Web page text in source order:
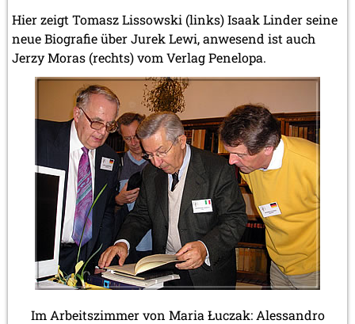
Hier zeigt Tomasz Lissowski (links) Isaak Linder seine
neue Biografie über Jurek Lewi, anwesend ist auch
Jerzy Moras (rechts) vom Verlag Penelopa.
Im Arbeitszimmer von Maria Łuczak: Alessandro